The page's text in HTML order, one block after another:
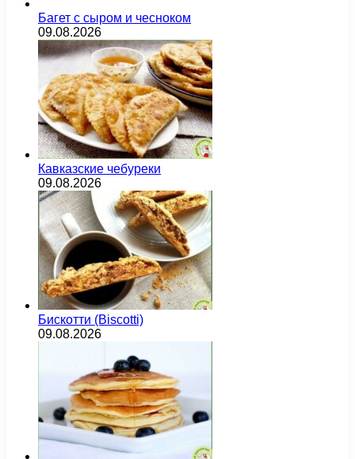
Багет с сыром и чесноком
09.08.2026
Кавказские чебуреки
09.08.2026
Бискотти (Biscotti)
09.08.2026